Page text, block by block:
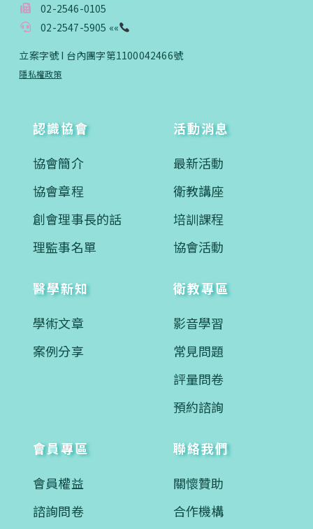
02-2546-0105
02-2547-5905 ««
立案字號 I 台內團字第1100042466號
隱私權政策
認識協會
協會簡介
協會章程
創會理事長的話
理監事名單
活動消息
最新活動
衛教講座
培訓課程
協會活動
醫學新知
學術文章
案例分享
衛教專區
影音學習
常見問題
評量問卷
預約諮詢
會員專區
會員權益
諮詢問卷
聯絡我們
關懷贊助
合作機構